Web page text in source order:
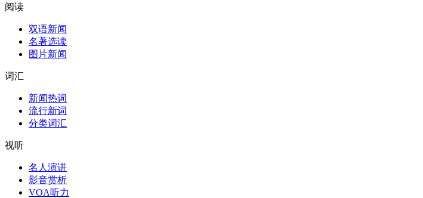
阅读
双语新闻
名著选读
图片新闻
词汇
新闻热词
流行新词
分类词汇
视听
名人演讲
影音赏析
VOA听力